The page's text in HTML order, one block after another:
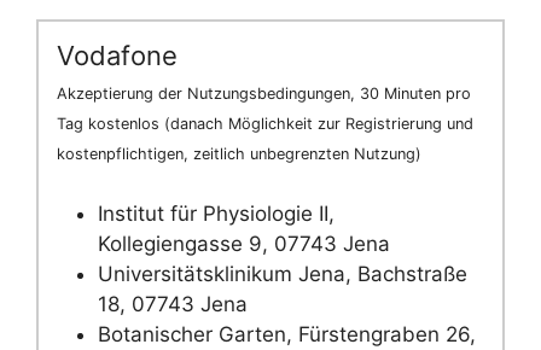
Vodafone
Akzeptierung der Nutzungsbedingungen, 30 Minuten pro
Tag kostenlos (danach Möglichkeit zur Registrierung und
kostenpflichtigen, zeitlich unbegrenzten Nutzung)
Institut für Physiologie II,
Kollegiengasse 9, 07743 Jena
Universitätsklinikum Jena, Bachstraße
18, 07743 Jena
Botanischer Garten, Fürstengraben 26,